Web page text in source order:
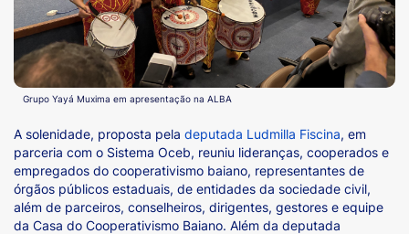
Grupo Yayá Muxima em apresentação na ALBA
A solenidade, proposta pela deputada Ludmilla Fiscina, em
parceria com o Sistema Oceb, reuniu lideranças, cooperados e
empregados do cooperativismo baiano, representantes de
órgãos públicos estaduais, de entidades da sociedade civil,
além de parceiros, conselheiros, dirigentes, gestores e equipe
da Casa do Cooperativismo Baiano. Além da deputada